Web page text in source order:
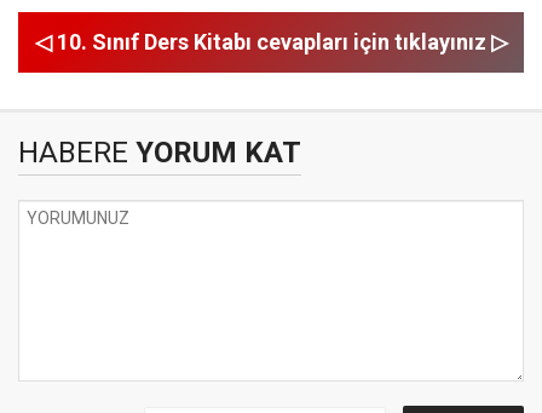
◁ 10. Sınıf Ders Kitabı cevapları için tıklayınız ▷
HABERE YORUM KAT